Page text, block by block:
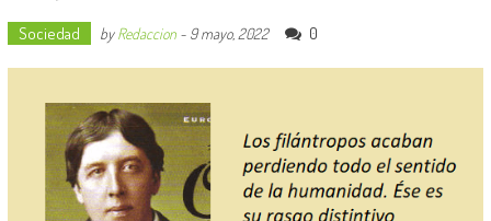
Sociedad byRedaccion- 9 mayo, 2022 0